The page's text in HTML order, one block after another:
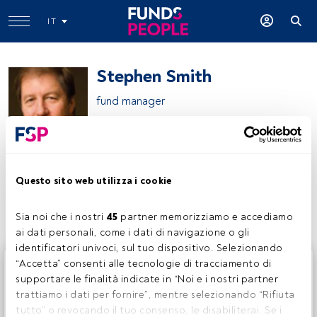
Questo sito web utilizza i cookie
Sia noi che i nostri 45 partner memorizziamo e accediamo
ai dati personali, come i dati di navigazione o gli
identificatori univoci, sul tuo dispositivo. Selezionando
“Accetta” consenti alle tecnologie di tracciamento di
supportare le finalità indicate in “Noi e i nostri partner
trattiamo i dati per fornire”, mentre selezionando “Rifiuta
tutto” o revocando il tuo consenso, le disabiliterai. Se i
IT
Stephen Smith
fund manager
Condividi:
Questo è un articolo riservato agli utenti FundsPeople. Se
sei già registrato, accedi tramite il pulsante Login. Se non
hai ancora un account, ti invitiamo a registrarti per scoprire
tutti i contenuti che FundsPeople ha da offrire.